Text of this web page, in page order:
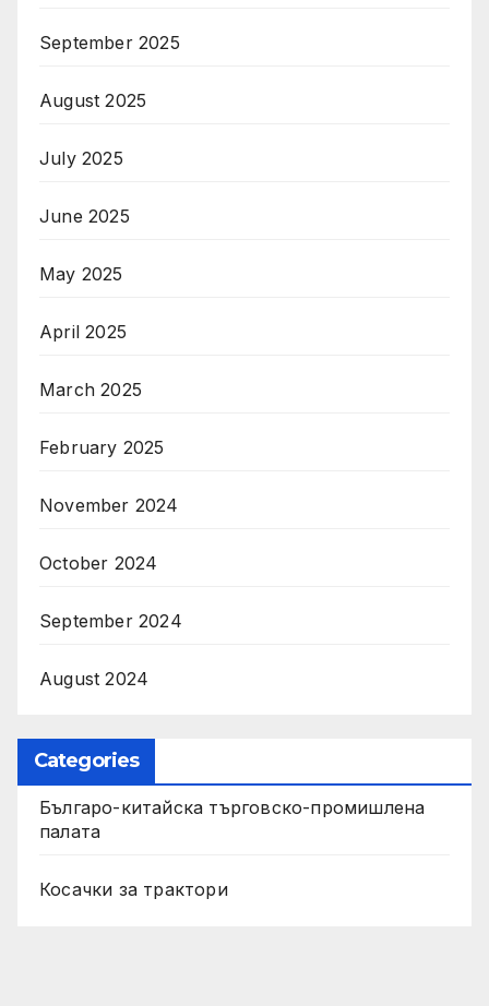
September 2025
August 2025
July 2025
June 2025
May 2025
April 2025
March 2025
February 2025
November 2024
October 2024
September 2024
August 2024
Categories
Българо-китайска търговско-промишлена
палата
Косачки за трактори